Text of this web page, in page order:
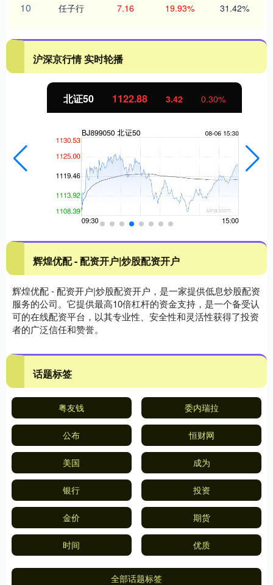
10 任子行 7.16 19.93% 31.42%
沪深京行情 实时轮播
北证50 1122.88 3.42 0.30%
辉煌优配 - 配资开户|炒股配资开户
辉煌优配 - 配资开户|炒股配资开户，是一家提供低息炒股配资
服务的公司。它提供最高10倍杠杆的资金支持，是一个备受认
可的在线配资平台，以其专业性、安全性和灵活性获得了投资
者的广泛信任和赞誉。
话题标签
粤友钱 委内瑞拉
公布 恒财网
美国 成为
银行 投资
金价 期货
时间 优质
全部话题标签